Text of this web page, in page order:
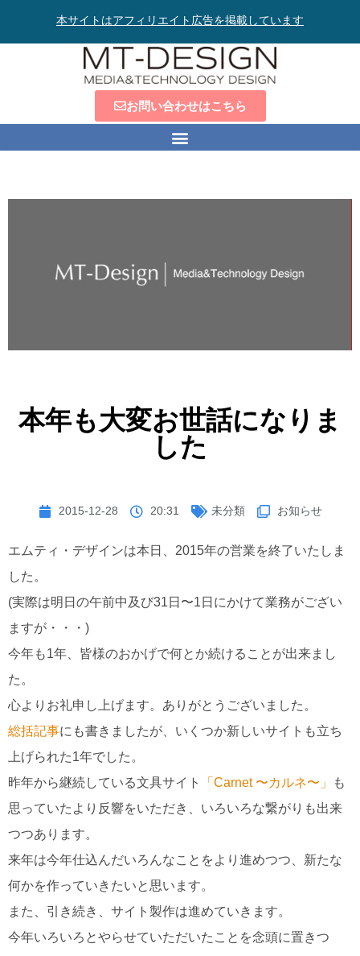
本サイトはアフィリエイト広告を掲載しています
お問い合わせはこちら
本年も大変お世話になりま
した
2015-12-28 20:31 未分類 お知らせ
エムティ・デザインは本日、2015年の営業を終了いたしま
した。
(実際は明日の午前中及び31日〜1日にかけて業務がござい
ますが・・・)
今年も1年、皆様のおかげで何とか続けることが出来まし
た。
心よりお礼申し上げます。ありがとうございました。
総括記事にも書きましたが、いくつか新しいサイトも立ち
上げられた1年でした。
昨年から継続している文具サイト
「Carnet 〜カルネ〜」
も
思っていたより反響をいただき、いろいろな繋がりも出来
つつあります。
来年は今年仕込んだいろんなことをより進めつつ、新たな
何かを作っていきたいと思います。
また、引き続き、サイト製作は進めていきます。
今年いろいろとやらせていただいたことを念頭に置きつ